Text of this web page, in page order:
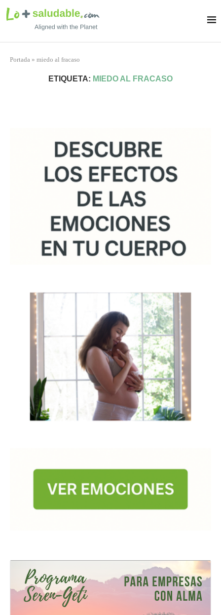
Portada » miedo al fracaso
ETIQUETA: MIEDO AL FRACASO